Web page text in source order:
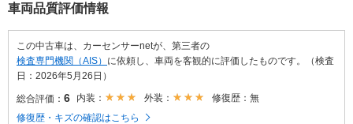
車両品質評価情報
この中古車は、カーセンサーnetが、第三者の
検査専門機関（AIS） に依頼し、車両を客観的に評価したものです。（検査
日：2026年5月26日）
総合評価： 6 内装： 外装：
修復歴：無
修復歴・キズの確認はこちら